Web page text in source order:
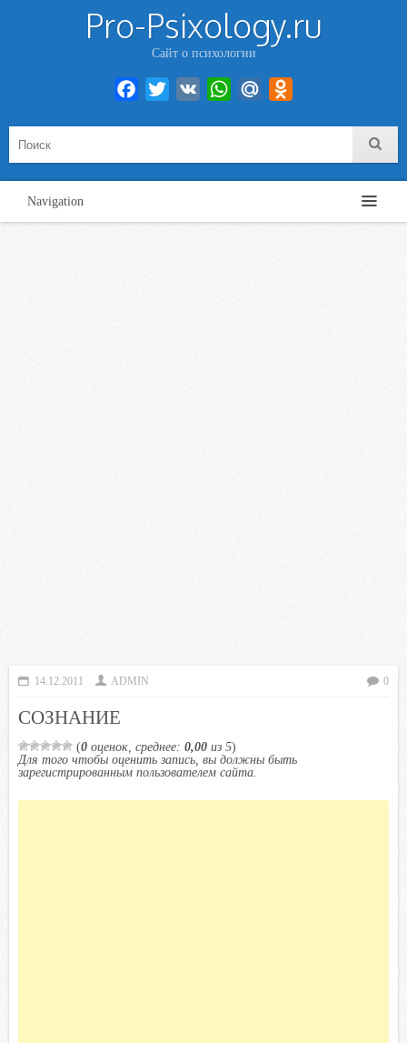
Pro-Psixology.ru
Сайт о психологии
Facebook
Twitter VK WhatsAppMail.Ru
Navigation
14.12.2011 ADMIN 0
СОЗНАНИЕ
(0 оценок, среднее: 0,00 из 5)
Для того чтобы оценить запись, вы должны быть
зарегистрированным пользователем сайта.